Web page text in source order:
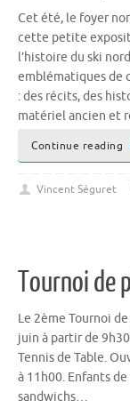
Cet été, le foyer
cette petite
l’histoire du ski
emblématiques de
: des récits, des
matériel ancien et
Continue reading
Vincent Séguret
Tournoi de
Le 2ème Tournoi
juin à partir de
Tennis de Table.
à 11h00. Enfants
sandwichs…